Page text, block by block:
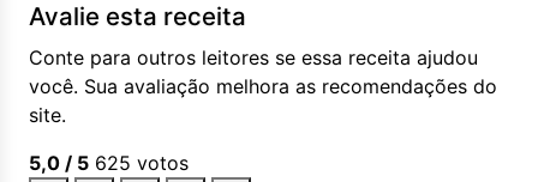
Avalie esta receita
Conte para outros leitores se essa receita ajudou
você. Sua avaliação melhora as recomendações do
site.
5,0 / 5 625 votos